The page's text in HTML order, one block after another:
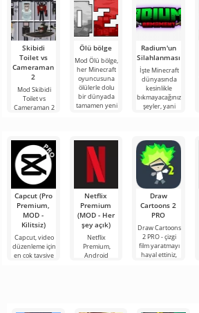
Skibidi
Toilet vs
Cameraman
2
Mod Skibidi
Toilet vs
Cameraman 2
karakterlerinin
Ölü bölge
Mod Ölü bölge,
her Minecraft
oyuncusuna
ölülerle dolu
bir dünyada
tamamen yeni
Radium'un
Silahlanması
İşte Minecraft
dünyasında
kesinlikle
bıkmayacağınız
şeyler, yani
Capcut (Pro
Premium,
MOD -
Kilitsiz)
Capcut, video
düzenleme için
en çok tavsiye
Netflix
Premium
(MOD - Her
şey açık)
Netflix
Premium,
Android
Draw
Cartoons 2
PRO
Draw Cartoons
2 PRO - çizgi
film yaratmayı
hayal ettiniz,